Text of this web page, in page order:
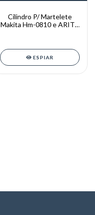
Cilindro P/ Martelete
Makita Hm-0810 e ARITA
ESPIAR